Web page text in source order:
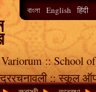
বাংলা English हिंदी
:: School
::